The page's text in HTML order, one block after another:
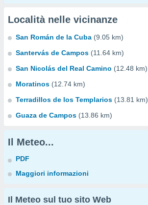
Località nelle vicinanze
San Román de la Cuba (9.05 km)
Santervás de Campos (11.64 km)
San Nicolás del Real Camino (12.48 km)
Moratinos (12.74 km)
Terradillos de los Templarios (13.81 km)
Guaza de Campos (13.86 km)
Il Meteo...
PDF
Maggiori informazioni
Il Meteo sul tuo sito Web